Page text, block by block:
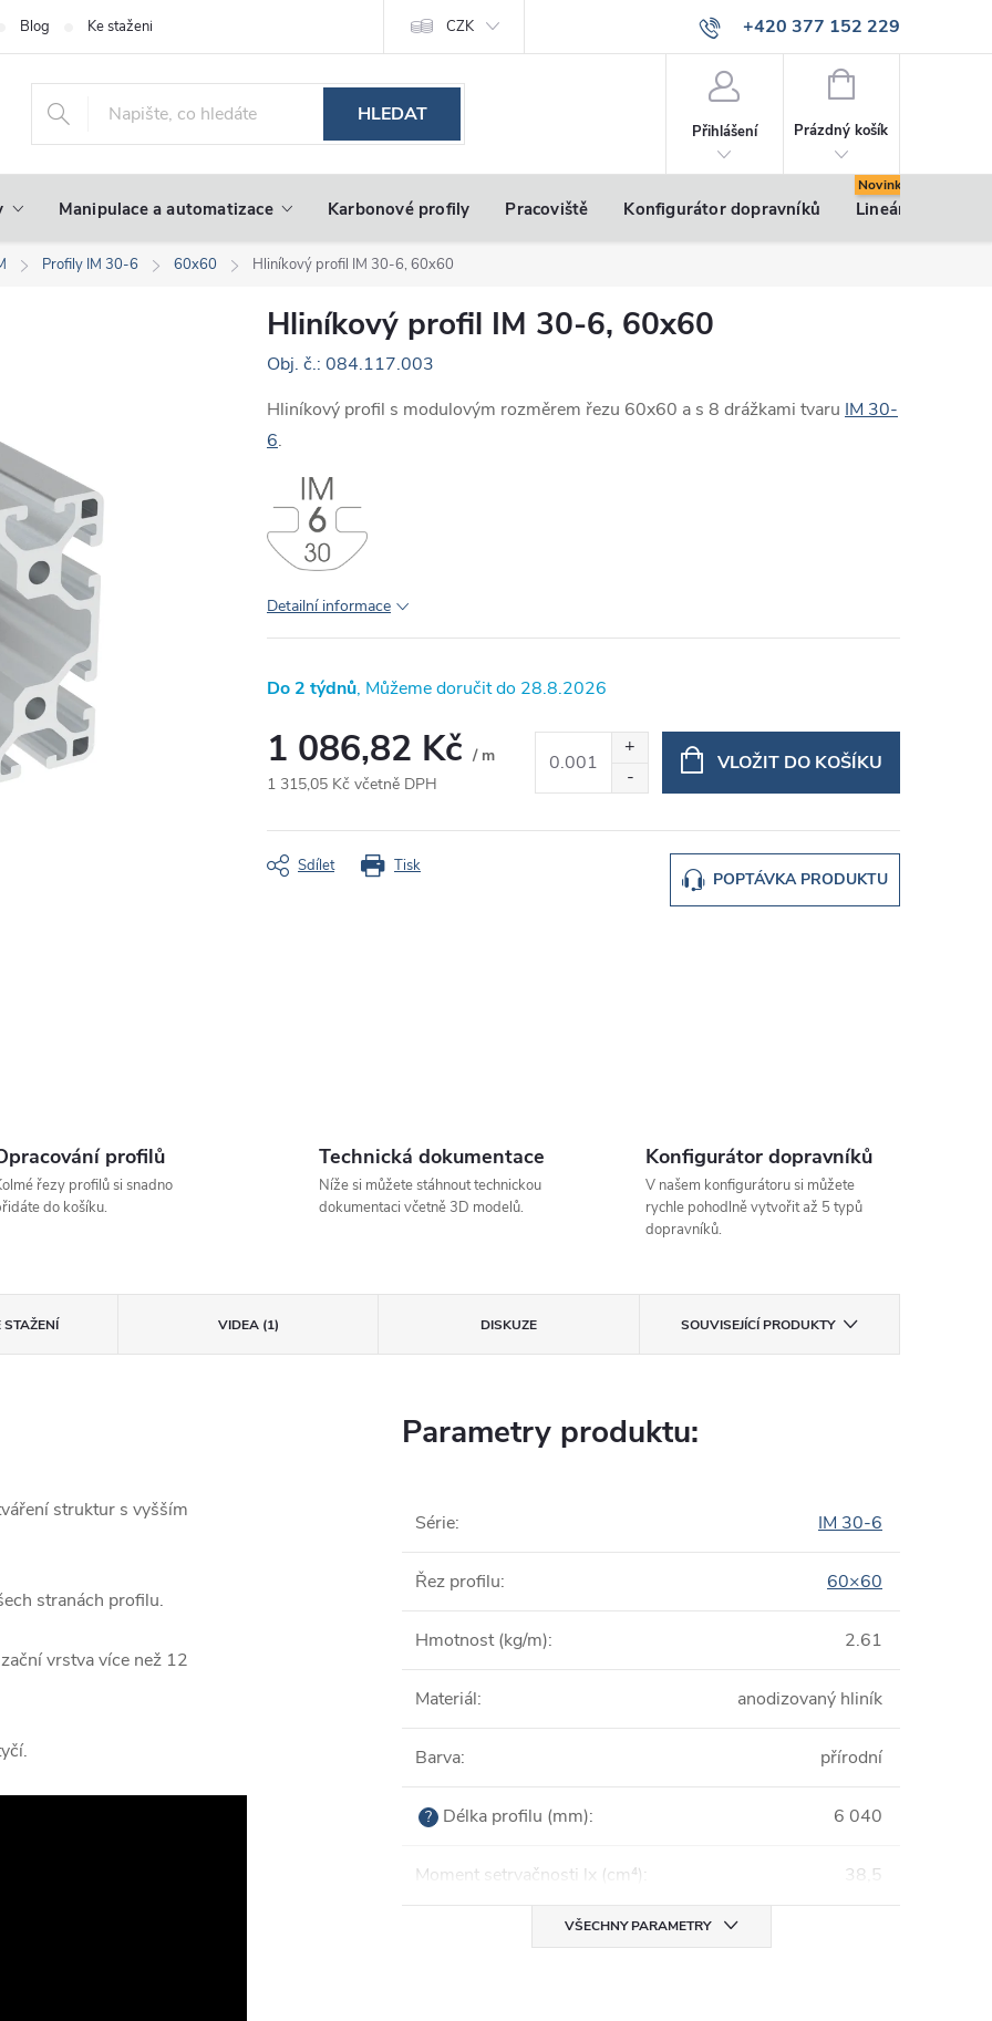
+420 377 152 229
info@vsk-profily.cz
Blog Ke stažení CZK
HLEDAT
Přihlášení
NÁKUPNÍ
Prázdný košík
Manipulace a automatizace Karbonové profily Pracoviště Konfigurátor dopravníků Lineární pohony
Profily IM 30-6 60x60 Hliníkový profil IM 30-6, 60x60
Hliníkový profil IM 30-6, 60x60
Obj. č.: 084.117.003
Hliníkový profil s modulovým rozměrem řezu 60x60 a s 8 drážkami tvaru IM 30-
6.
Detailní informace
Do 2 týdnů 28.8.2026
1 086,82 Kč / m
1 315,05 Kč včetně DPH
cena:
VLOŽIT DO KOŠÍKU
Tisk
POPTÁVKA PRODUKTU
Sdílet
profilů
řezy profilů si snadno
do košíku.
Technická dokumentace
Níže si můžete stáhnout technickou
dokumentaci včetně 3D modelů.
Konfigurátor dopravníků
V našem konfigurátoru si můžete
rychle pohodlně vytvořit až 5 typů
dopravníků.
STAŽENÍ VIDEA (1) DISKUZE SOUVISEJÍCÍ PRODUKTY
struktur s vyšším
stranách profilu.
vrstva více než 12
Parametry produktu:
Série: IM 30-6
Řez profilu: 60×60
Hmotnost (kg/m): 2.61
Materiál: anodizovaný hliník
Barva: přírodní
? Délka profilu (mm): 6 040
Moment setrvačnosti lx (cm⁴): 38,5
VŠECHNY PARAMETRY